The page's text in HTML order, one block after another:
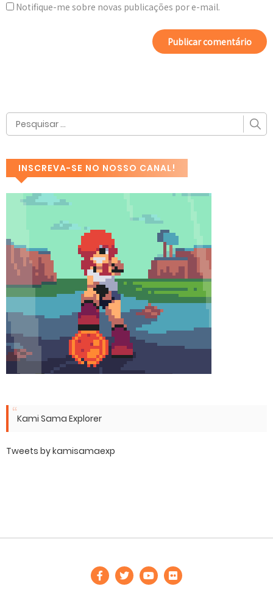
Notifique-me sobre novas publicações por e-mail.
INSCREVA-SE NO NOSSO CANAL!
Kami Sama Explorer
Tweets by kamisamaexp